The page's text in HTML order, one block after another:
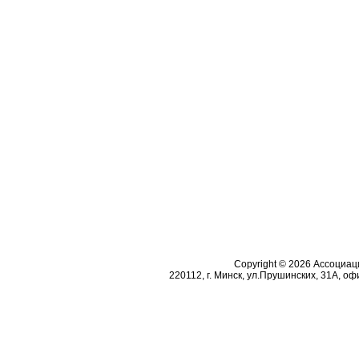
Copyright © 2026
220112, г. Минск, ул.Прушинских, 31А,